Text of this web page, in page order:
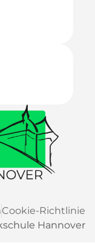
Hannover
Cookie-Richtlinie